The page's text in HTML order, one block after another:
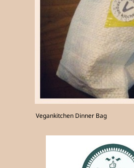
Vegankitchen Dinner Bag